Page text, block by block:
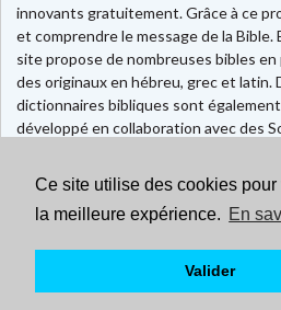
Ce site utilise des cookies
la meilleure expérience. En
Valider
innovants gratuitement. Grâce à ce
et comprendre le message de la Bible.
site propose de nombreuses bibles
des originaux en hébreu, grec et latin.
dictionnaires bibliques sont
développé en collaboration avec des
Faire un don
Contact